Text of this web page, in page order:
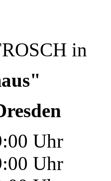
in
Uhr
Uhr